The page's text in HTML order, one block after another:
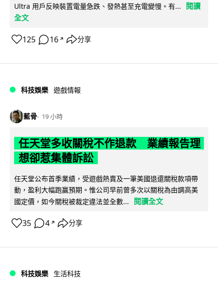
Ultra 用戶反映裝置電量急跌、發熱甚至充電變慢。有...
閱讀
全文
125 16 ↗ 分享
科技娛樂 遊戲情報
藍骨 19 小時
任天堂多收關稅不作退款 業績報告理
想卻惹集體訴訟
任天堂公布首季業績，受遊戲熱賣及一筆美國退還關稅款項帶
動，盈利大幅跑贏預期。惟公司早前曾多次以關稅為由調高美
國定價，如今關稅被裁定違法並全數...
閱讀全文
35 4 ↗ 分享
科技娛樂 生活科技